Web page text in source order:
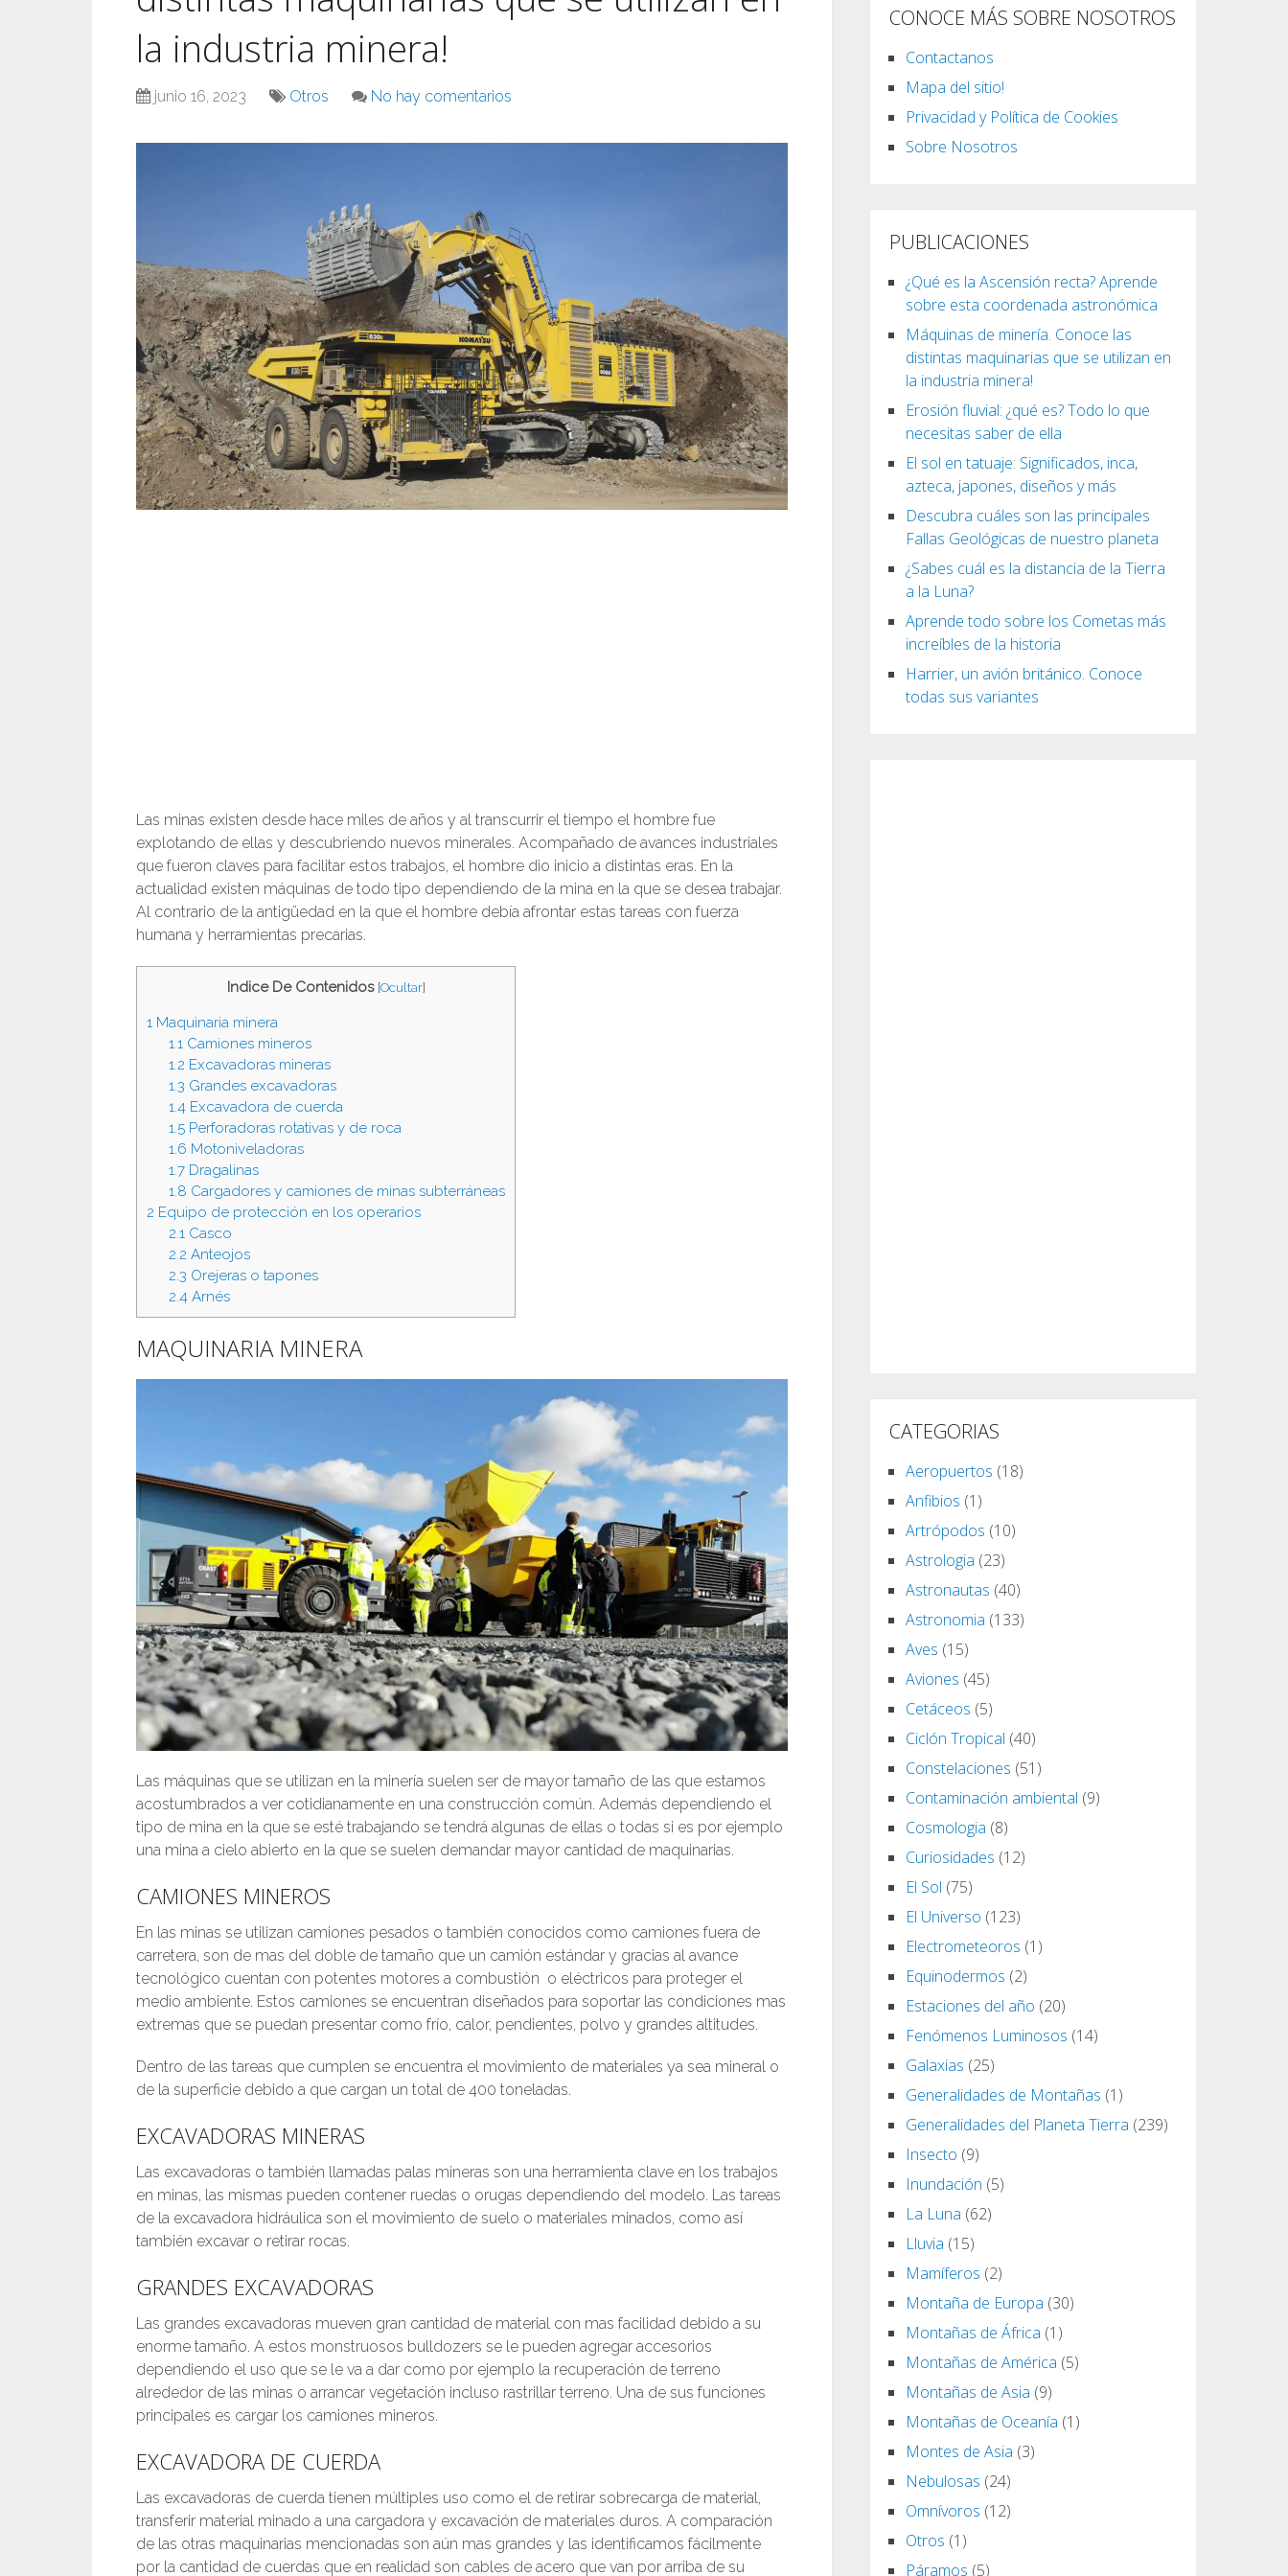
la industria minera!
junio 16, 2023 Otros No hay comentarios
Las minas existen desde hace miles de años y al transcurrir el tiempo el hombre fue
explotando de ellas y descubriendo nuevos minerales. Acompañado de avances industriales
que fueron claves para facilitar estos trabajos, el hombre dio inicio a distintas eras. En la
actualidad existen máquinas de todo tipo dependiendo de la mina en la que se desea trabajar.
Al contrario de la antigüedad en la que el hombre debía afrontar estas tareas con fuerza
humana y herramientas precarias.
Indice De Contenidos [Ocultar]
1 Maquinaria minera
1.1Camiones mineros
1.2 Excavadoras mineras
1.3 Grandes excavadoras
1.4Excavadora de cuerda
1.5Perforadoras rotativas y de roca
1.6 Motoniveladoras
1.7Dragalinas
1.8 Cargadores y camiones de minas subterráneas
2 Equipo de protección en los operarios
2.1Casco
2.2 Anteojos
2.3 Orejeras o tapones
2.4Arnés
MAQUINARIA MINERA
Las máquinas que se utilizan en la minería suelen ser de mayor tamaño de las que estamos
acostumbrados a ver cotidianamente en una construcción común. Además dependiendo el
tipo de mina en la que se esté trabajando se tendrá algunas de ellas o todas si es por ejemplo
una mina a cielo abierto en la que se suelen demandar mayor cantidad de maquinarias.
CAMIONES MINEROS
En las minas se utilizan camiones pesados o también conocidos como camiones fuera de
carretera, son de mas del doble de tamaño que un camión estándar y gracias al avance
tecnológico cuentan con potentes motores a combustión o eléctricos para proteger el
medio ambiente. Estos camiones se encuentran diseñados para soportar las condiciones mas
extremas que se puedan presentar como frío, calor, pendientes, polvo y grandes altitudes.
Dentro de las tareas que cumplen se encuentra el movimiento de materiales ya sea mineral o
de la superficie debido a que cargan un total de 400 toneladas.
EXCAVADORAS MINERAS
Las excavadoras o también llamadas palas mineras son una herramienta clave en los trabajos
en minas, las mismas pueden contener ruedas o orugas dependiendo del modelo. Las tareas
de la excavadora hidráulica son el movimiento de suelo o materiales minados, como así
también excavar o retirar rocas.
GRANDES EXCAVADORAS
Las grandes excavadoras mueven gran cantidad de material con mas facilidad debido a su
enorme tamaño. A estos monstruosos bulldozers se le pueden agregar accesorios
dependiendo el uso que se le va a dar como por ejemplo la recuperación de terreno
alrededor de las minas o arrancar vegetación incluso rastrillar terreno. Una de sus funciones
principales es cargar los camiones mineros.
EXCAVADORA DE CUERDA
Las excavadoras de cuerda tienen múltiples uso como el de retirar sobrecarga de material,
transferir material minado a una cargadora y excavación de materiales duros. A comparación
de las otras maquinarias mencionadas son aún mas grandes y las identificamos fácilmente
por la cantidad de cuerdas que en realidad son cables de acero que van por arriba de su
CONOCE MÁS SOBRE NOSOTROS
Contactanos
Mapa del sitio!
Privacidad y Política de Cookies
Sobre Nosotros
PUBLICACIONES
¿Qué es la Ascensión recta? Aprende
sobre esta coordenada astronómica
Máquinas de minería. Conoce las
distintas maquinarias que se utilizan en
la industria minera!
Erosión fluvial: ¿qué es? Todo lo que
necesitas saber de ella
El sol en tatuaje: Significados, inca,
azteca, japones, diseños y más
Descubra cuáles son las principales
Fallas Geológicas de nuestro planeta
¿Sabes cuál es la distancia de la Tierra
a la Luna?
Aprende todo sobre los Cometas más
increíbles de la historia
Harrier, un avión británico. Conoce
todas sus variantes
CATEGORIAS
Aeropuertos (18)
Anfibios (1)
Artrópodos (10)
Astrologia (23)
Astronautas (40)
Astronomia (133)
Aves (15)
Aviones (45)
Cetáceos (5)
Ciclón Tropical (40)
Constelaciones (51)
Contaminación ambiental (9)
Cosmologia (8)
Curiosidades (12)
El Sol (75)
El Universo (123)
Electrometeoros (1)
Equinodermos (2)
Estaciones del año (20)
Fenómenos Luminosos (14)
Galaxias (25)
Generalidades de Montañas (1)
Generalidades del Planeta Tierra (239)
Insecto (9)
Inundación (5)
La Luna (62)
Lluvia (15)
Mamíferos (2)
Montaña de Europa (30)
Montañas de África (1)
Montañas de América (5)
Montañas de Asia (9)
Montañas de Oceanía (1)
Montes de Asia (3)
Nebulosas (24)
Omnívoros (12)
Otros (1)
Páramos (5)